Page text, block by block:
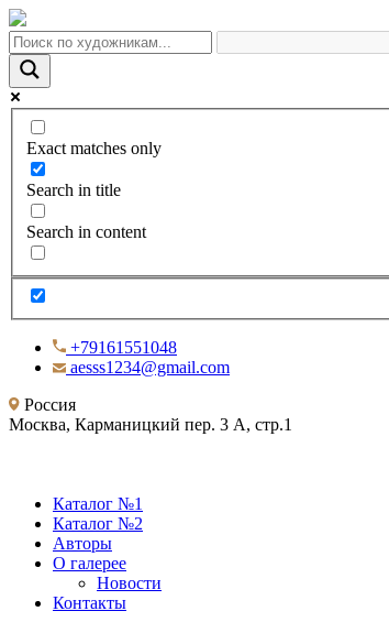
Exact matches only
Search in title
Search in content
+79161551048
aesss1234@gmail.com
Россия
Москва, Карманицкий пер. 3 А, стр.1
Каталог №1
Каталог №2
Авторы
О галерее
Новости
Контакты